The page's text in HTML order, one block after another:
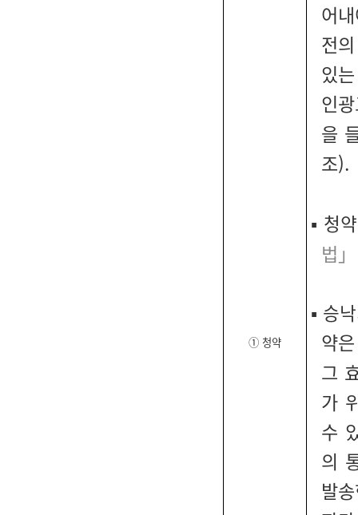
① 청약
어
전
있
인
을
조).
▪ 청
법
▪ 승
약
그
가
수
의
발